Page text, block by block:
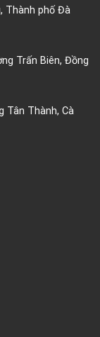
Thành phố Đà
Trấn Biên, Đồng
Tân Thành, Cà